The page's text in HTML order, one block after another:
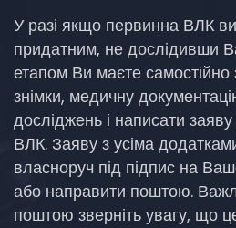
У разі якщо первинна ВЛК
придатним, не дослідивши
етапом Ви маєте самостійно
знімки, медичну
досліджень і написати
ВЛК. Заяву з усіма
власноруч під підпис на
або направити поштою.
поштою зверніть увагу, що